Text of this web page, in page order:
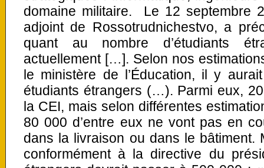
domaine militaire. Le 12 septembre
adjoint de Rossotrudnichestvo, a
quant au nombre d’étudiants
actuellement […]. Selon nos
le ministère de l’Éducation, il y
étudiants étrangers (…). Parmi eux,
la CEI, mais selon différentes
80 000 d’entre eux ne vont pas en
dans la livraison ou dans le bâtiment.
conformément à la directive du